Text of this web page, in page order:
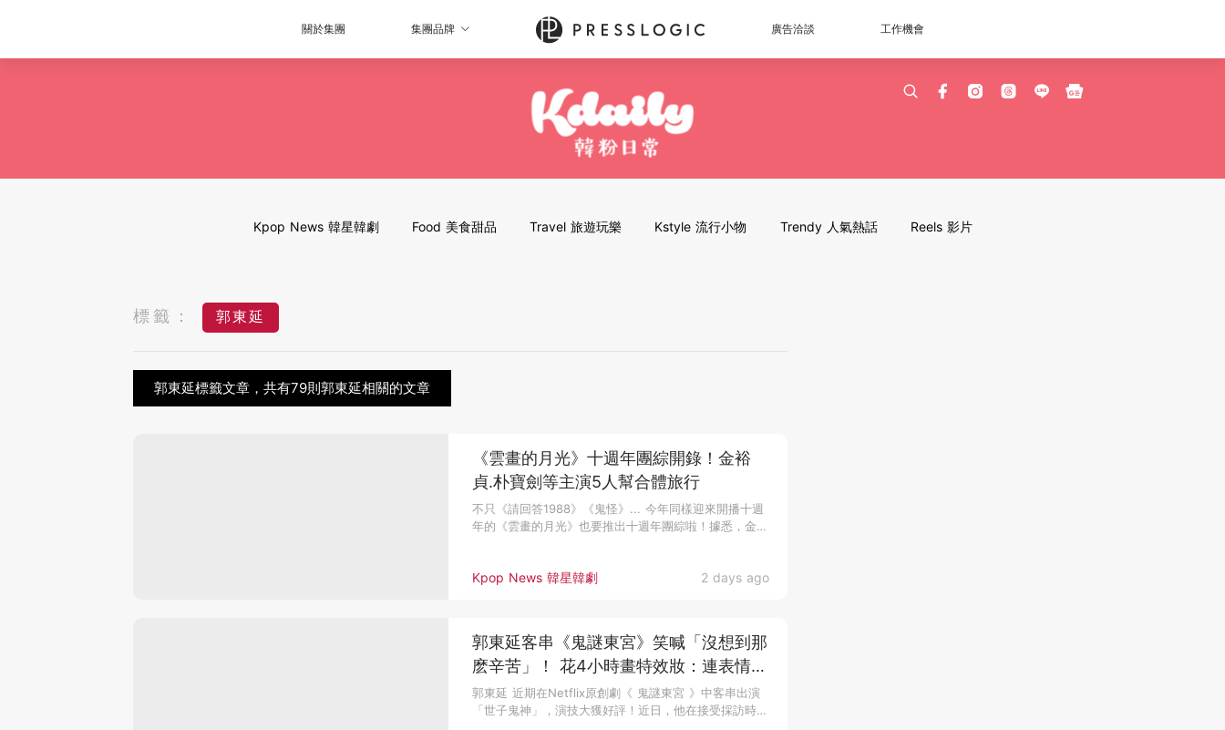
關於集團 集團品牌 廣告洽談 工作機會
Kpop News 韓星韓劇 Food 美食甜品 Travel 旅遊玩樂 Kstyle 流行小物 Trendy 人氣熱話 Reels 影片
標籤： 郭東延
郭東延標籤文章，共有79則郭東延相關的文章
Kpop News 韓星韓劇 2 days ago
《雲畫的月光》十週年團綜開錄！金裕
貞.朴寶劍等主演5人幫合體旅行
不只《請回答1988》《鬼怪》... 今年同樣迎來開播十週
年的《雲畫的月光》也要推出十週年團綜啦！據悉，金裕
郭東延客串《鬼謎東宮》笑喊「沒想到那
麽辛苦」！ 花4小時畫特效妝：連表情都
做不了
郭東延 近期在Netflix原創劇《 鬼謎東宮 》中客串出演
「世子鬼神」，演技大獲好評！近日，他在接受採訪時透